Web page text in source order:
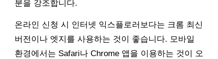
분을 강조합니다.
온라인 신청 시 인터넷 익스플로러보다는 크롬 최신
버전이나 엣지를 사용하는 것이 좋습니다. 모바일
환경에서는 Safari나 Chrome 앱을 이용하는 것이 오